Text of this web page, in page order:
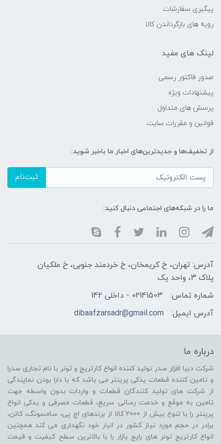
پیگیری سفارشات
رویه های بازگرداندن کالا
لینک های مفید
صدور فاکتور رسمی
پیشنهادات ویژه
پرسش های متداول
قوانین و مقررات سایت
از تخفیف‌ها و جدیدترین‌های اخبار ما باخبر شوید:
ثبت‌نام
ما را در شبکه‌های اجتماعی دنبال کنید:
آدرس: تهران، خ کریمخان، خ خردمند جنوبی، خ ملکیان
پلاک 3، واحد یک
شماره تماس:
02141503 - داخلی 142
آدرس ایمیل:
dibaafzarsadr@gmail.com
درباره ما
شرکت دیبا افزار صدر تولید کننده انواع کارتریج و تونر با نام تجاری سدرا
و تامین کننده قطعات یدکی پرینتر می باشد که با دارا بودن نمایندگی
از شرکت های تولید کنندگان قطعات و واردات بدون واسطه جهت
تامین به موقع و خدمت رسانی سریع، قطعات مصرفی و یدکی انواع
پرینتر را با تنوع بیش از 2000 کالا از برندهای اچ پی، سامسونگ، کانن،
برادر در حجم مورد نیاز کشور در انبار خود نگهداری می کند همچنین
انواع کارتریج تونر های رایج بازار را با بالاترین سطح کیفیت و قیمت